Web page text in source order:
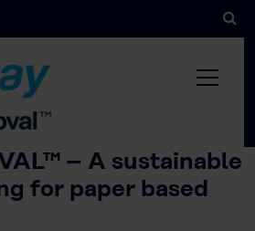
– A sustainable
for paper based